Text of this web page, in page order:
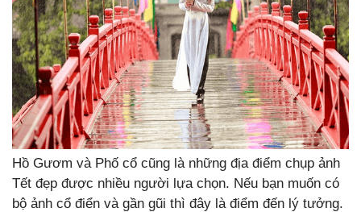
Hồ Gươm và Phố cổ cũng là những địa điểm chụp ảnh
Tết đẹp được nhiều người lựa chọn. Nếu bạn muốn có
bộ ảnh cổ điển và gần gũi thì đây là điểm đến lý tưởng.